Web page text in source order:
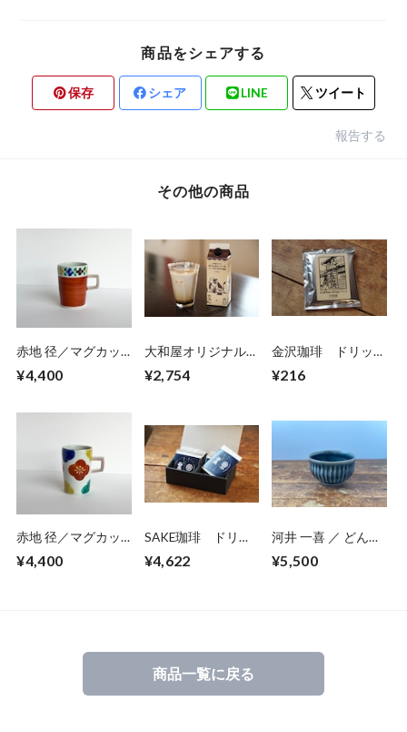
商品をシェアする
保存 シェア LINE ツイート
報告する
その他の商品
赤地 径／マグカッ
¥4,400
大和屋オリジナル
3本セット
¥2,754
金沢珈琲 ドリップ
¥216
赤地 径／マグカッ
¥4,400
SAKE珈琲 ドリッ
【ギフトセット】
¥4,622
河井 一喜 ／ どんぶ
¥5,500
商品一覧に戻る